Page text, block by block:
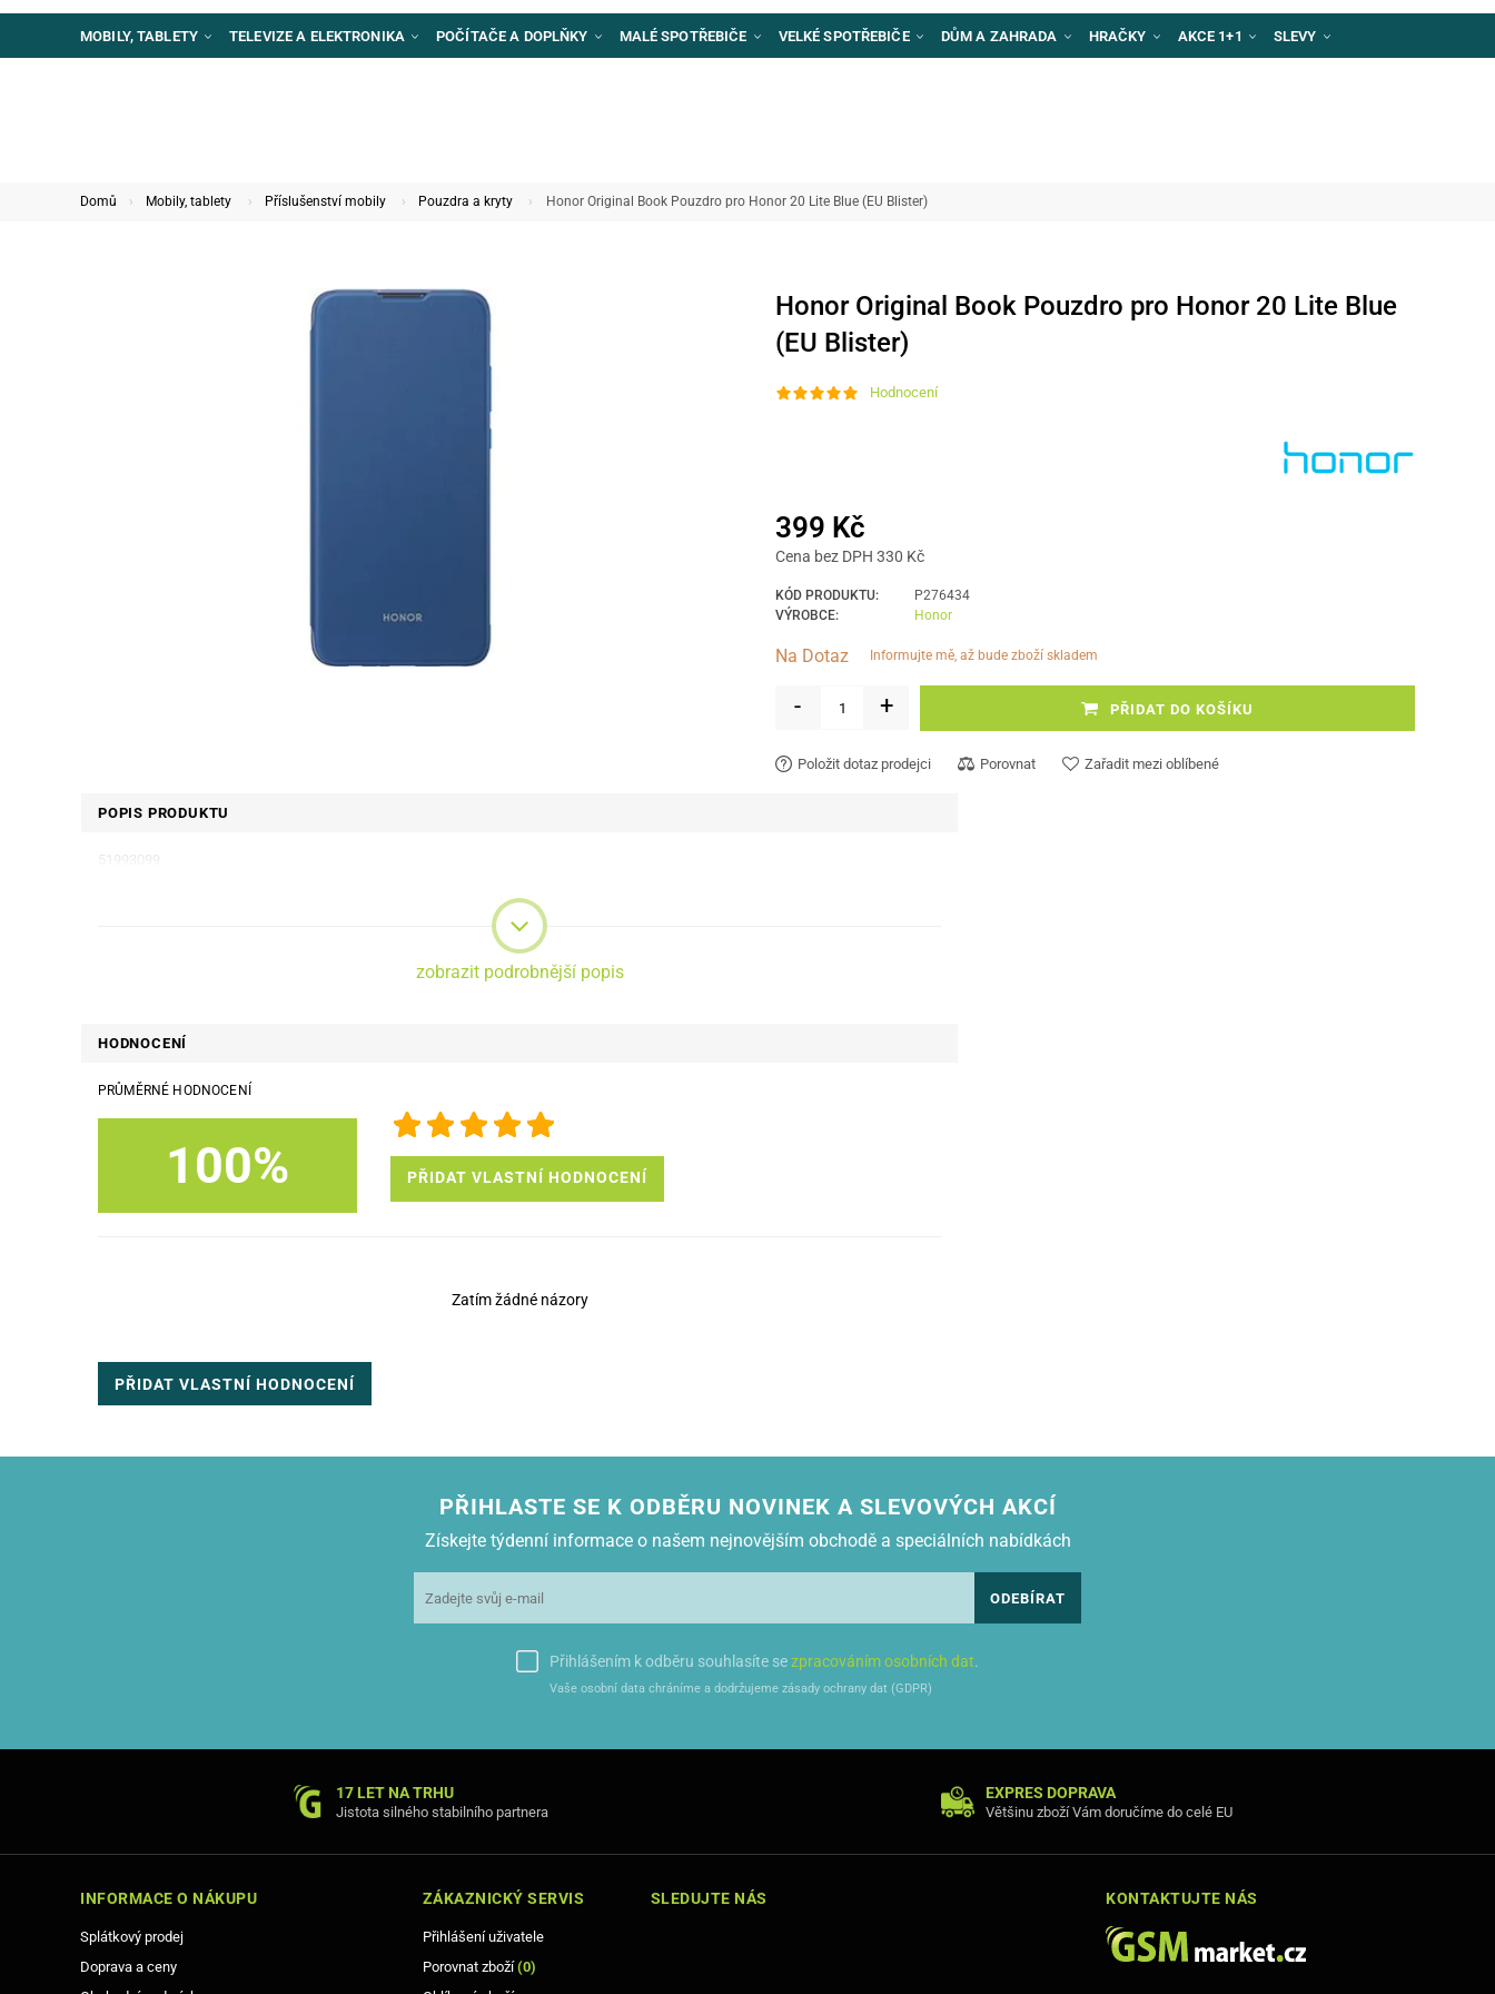
MOBILY, TABLETY TELEVIZE A ELEKTRONIKA POČÍTAČE A DOPLŇKY MALÉ SPOTŘEBIČE VELKÉ SPOTŘEBIČE DŮM A ZAHRADA HRAČKY AKCE 1+1 SLEVY
Domů Mobily, tablety Příslušenství mobily Pouzdra a kryty Honor Original Book Pouzdro pro Honor 20 Lite Blue (EU Blister)
Honor Original Book Pouzdro pro Honor 20 Lite Blue
(EU Blister)
Hodnocení
399 Kč
Cena bez DPH 330 Kč
KÓD PRODUKTU:
P276434
VÝROBCE:
Honor
Na Dotaz informujte mě, až bude zboží skladem
- + PŘIDAT DO KOŠÍKU
Položit dotaz prodejci Porovnat Zařadit mezi oblíbené
POPIS PRODUKTU
zobrazit podrobnější popis
HODNOCENÍ
PRŮMĚRNÉ HODNOCENÍ
100% PŘIDAT VLASTNÍ HODNOCENÍ
Zatím žádné názory
PŘIDAT VLASTNÍ HODNOCENÍ
PŘIHLASTE SE K ODBĚRU NOVINEK A SLEVOVÝCH AKCÍ
Získejte týdenní informace o našem nejnovějším obchodě a speciálních nabídkách
ODEBÍRAT
Přihlášením k odběru souhlasíte sezpracováním osobních dat.
Vaše osobní data chráníme a dodržujeme zásady ochrany dat (GDPR)
17 LET NA TRHU
Jistota silného stabilního partnera
EXPRES DOPRAVA
Většinu zboží Vám doručíme do celé EU
INFORMACE O NÁKUPU
Splátkový prodej
Doprava a ceny
ZÁKAZNICKÝ SERVIS
Přihlášení uživatele
Porovnat zboží(0)
SLEDUJTE NÁS KONTAKTUJTE NÁS